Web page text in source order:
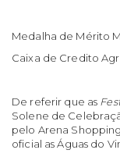
Medalha de Mérito
Caixa de Credito
De referir que as
Solene de
pelo Arena
oficial as Águas do